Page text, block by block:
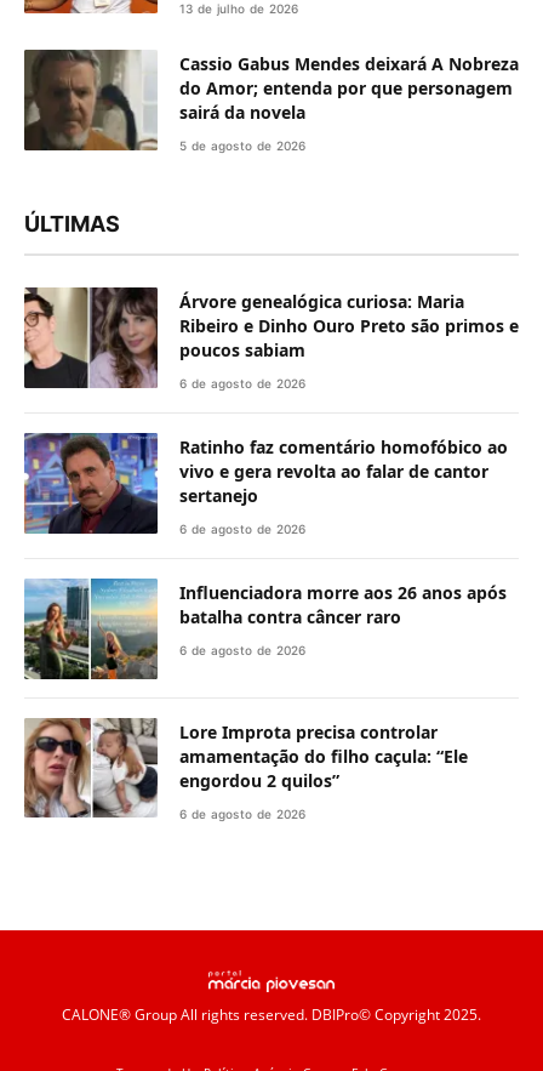
13 de julho de 2026
Cassio Gabus Mendes deixará A Nobreza
do Amor; entenda por que personagem
sairá da novela
5 de agosto de 2026
ÚLTIMAS
Árvore genealógica curiosa: Maria
Ribeiro e Dinho Ouro Preto são primos e
poucos sabiam
6 de agosto de 2026
Ratinho faz comentário homofóbico ao
vivo e gera revolta ao falar de cantor
sertanejo
6 de agosto de 2026
Influenciadora morre aos 26 anos após
batalha contra câncer raro
6 de agosto de 2026
Lore Improta precisa controlar
amamentação do filho caçula: “Ele
engordou 2 quilos”
6 de agosto de 2026
CALONE® GroupAll rights reserved. DBIPro© Copyright 2025.